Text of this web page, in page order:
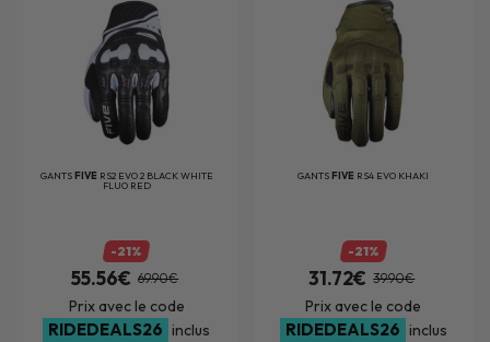
GANTSFIVE RS2 EVO 2 BLACK WHITE
FLUO RED
-21%
55.56€ 69.90€
Prix avec le code
RIDEDEALS26 inclus
GANTSFIVE RS4 EVO KHAKI
-21%
31.72€ 39.90€
Prix avec le code
RIDEDEALS26 inclus